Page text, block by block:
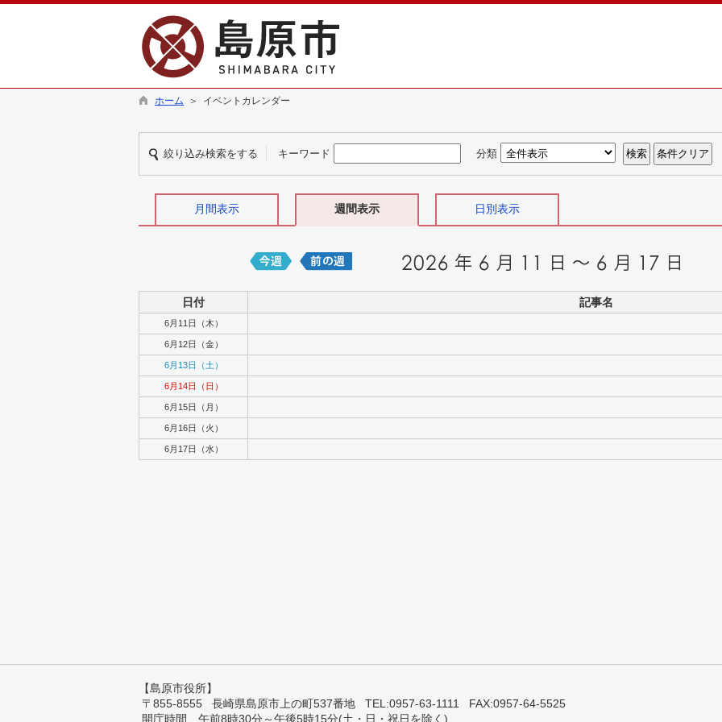
ホーム ＞ イベントカレンダー
絞り込み検索をする キーワード 分類
月間表示 週間表示 日別表示
日付 記事名
6月11日（木）
6月12日（金）
6月13日（土）
6月14日（日）
6月15日（月）
6月16日（火）
6月17日（水）
【島原市役所】
〒855-8555 長崎県島原市上の町537番地 TEL:0957-63-1111 FAX:0957-64-5525
開庁時間 午前8時30分～午後5時15分(土・日・祝日を除く)